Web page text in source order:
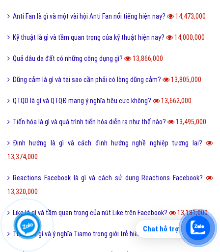
Anti Fan là gì và một vài hội Anti Fan nổi tiếng hiện nay? 14,473,000
Kỹ thuật là gì và tầm quan trọng của kỹ thuật hiện nay? 14,000,000
Quả dâu da đất có những công dụng gì? 13,866,000
Dũng cảm là gì và tại sao cần phải có lòng dũng cảm? 13,805,000
QTQD là gì và QTQĐ mang ý nghĩa tiêu cực không? 13,662,000
Tiến hóa là gì và quá trình tiến hóa diễn ra như thế nào? 13,495,000
Định hướng là gì và cách định hướng nghề nghiệp tương lai?
13,374,000
Reactions Facebook là gì và cách sử dụng Reactions Facebook?
13,320,000
Like là gì và tầm quan trọng của nút Like trên Facebook? 13,181,000
Tiamo là gì và ý nghĩa Tiamo trong giới trẻ hiện nay? 13,135,000
Chat hỗ trợ